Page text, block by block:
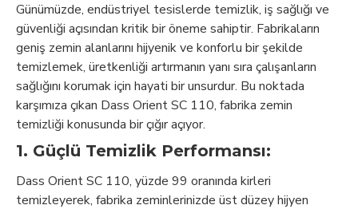
Günümüzde, endüstriyel tesislerde temizlik, iş sağlığı ve
güvenliği açısından kritik bir öneme sahiptir. Fabrikaların
geniş zemin alanlarını hijyenik ve konforlu bir şekilde
temizlemek, üretkenliği artırmanın yanı sıra çalışanların
sağlığını korumak için hayati bir unsurdur. Bu noktada
karşımıza çıkan Dass Orient SC 110, fabrika zemin
temizliği konusunda bir çığır açıyor.
1. Güçlü Temizlik Performansı:
Dass Orient SC 110, yüzde 99 oranında kirleri
temizleyerek, fabrika zeminlerinizde üst düzey hijyen